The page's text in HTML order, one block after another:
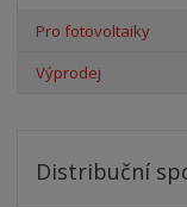
Pro fotovoltaiky
Výprodej
Distribuční